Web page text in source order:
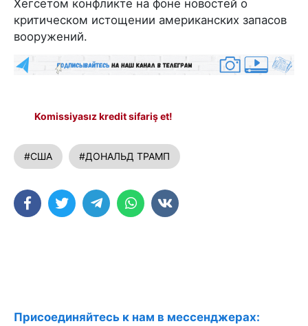
Хегсетом конфликте на фоне новостей о
критическом истощении американских запасов
вооружений.
Komissiyasız kredit sifariş et!
#США #ДОНАЛЬД ТРАМП
Присоединяйтесь к нам в мессенджерах: